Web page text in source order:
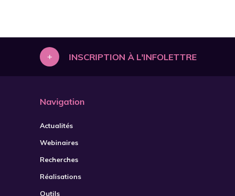
+ INSCRIPTION À L'INFOLETTRE
Navigation
Actualités
Webinaires
Recherches
Réalisations
Outils